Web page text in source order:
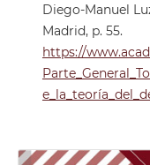
Diego-Manuel
Madrid, p. 55.
https://